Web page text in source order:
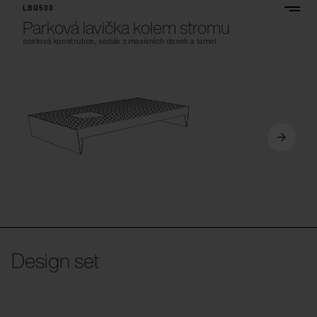
LBQ500
Parková lavička kolem stromu
ocelová konstrukce, sedák z masivních desek a lamel
Design set